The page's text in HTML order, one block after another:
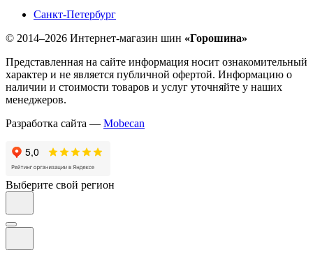
Санкт-Петербург
© 2014–2026 Интернет-магазин шин «Горошина»
Представленная на сайте информация носит ознакомительный
характер и не является публичной офертой. Информацию о
наличии и стоимости товаров и услуг уточняйте у наших
менеджеров.
Разработка сайта — Mobecan
Выберите свой регион